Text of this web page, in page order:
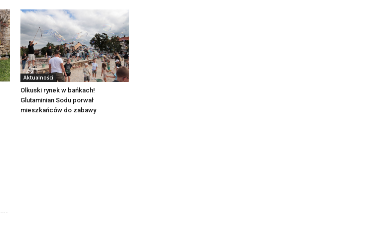
Aktualności
Olkuski rynek w bańkach!
Glutaminian Sodu porwał
mieszkańców do zabawy